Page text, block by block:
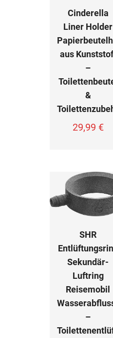
Cinderella
Liner Holder
aus
–
&
29,99 €
SHR
Sekundär-
Luftring
Reisemobil
–